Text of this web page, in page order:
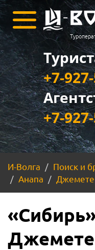
+7-
+7-
И-Волга Поиск и
Анапа
Джемете
Джемете